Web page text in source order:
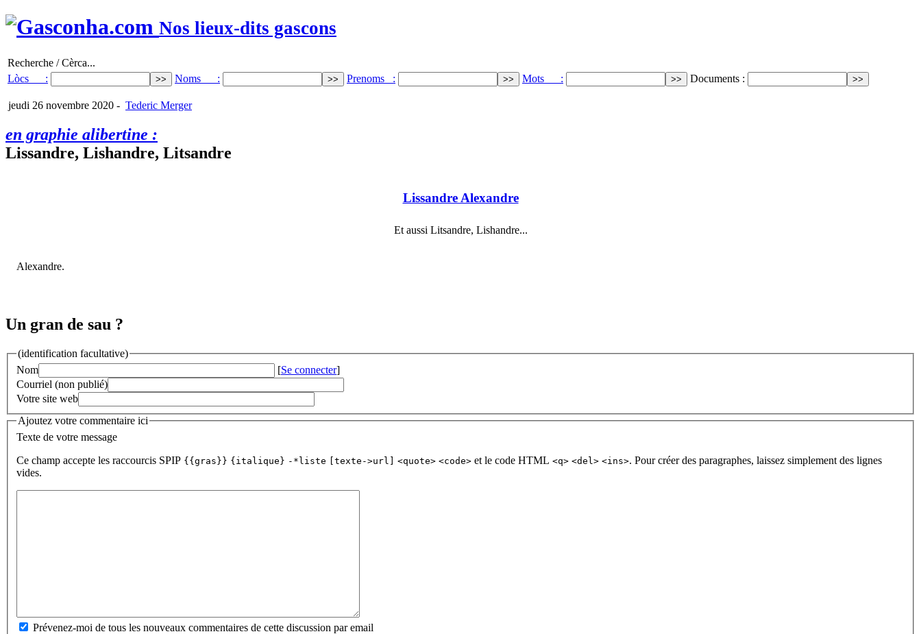
Nos lieux-dits gascons
Recherche / Cèrca...
Lòcs :
Noms : Prenoms : Mots : Documents :
jeudi 26 novembre 2020 - Tederic Merger
en graphie alibertine :
Lissandre, Lishandre, Litsandre
Lissandre Alexandre
Et aussi Litsandre, Lishandre...
Alexandre.
Un gran de sau ?
(identification facultative)
Nom
[Se connecter]
Courriel (non publié)
Votre site web
Ajoutez votre commentaire ici
Texte de votre message
Ce champ accepte les raccourcis SPIP {{gras}} {italique} -*liste [texte->url] <quote> <code> et le code HTML <q> <del> <ins>. Pour créer des paragraphes, laissez simplement des lignes
vides.
Prévenez-moi de tous les nouveaux commentaires de cette discussion par email